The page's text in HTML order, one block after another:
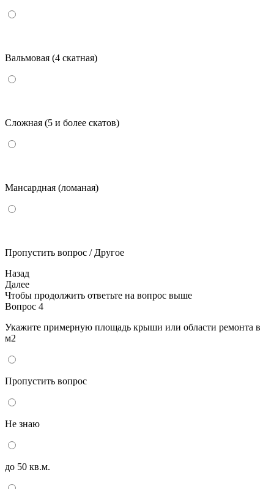
Вальмовая (4 скатная)
Сложная (5 и более скатов)
Мансардная (ломаная)
Пропустить вопрос / Другое
Назад
Далее
Чтобы продолжить ответьте на вопрос выше
Вопрос 4
Укажите примерную площадь крыши или области ремонта в
м2
Пропустить вопрос
Не знаю
до 50 кв.м.